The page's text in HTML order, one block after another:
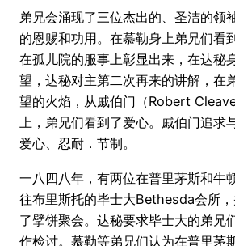
弟兄会涌现了三位杰出的、圣洁的领
的恩赐和功用。在慕勒身上弟兄们看
在孤儿院的服事上彰显出来，在达秘
望，达秘对主第二次再来的讲解，在
望的火焰，从戚伯门（Robert
上，弟兄们看到了爱心。戚伯门追求
爱心、忍耐．节制。
一八四八年，有两位在普里茅斯和牛
往布里斯托的毕士大Bethesda会所
了擘饼聚会。达秘要求毕士大的弟兄
作检讨。慕勒等弟兄们认为在普里茅